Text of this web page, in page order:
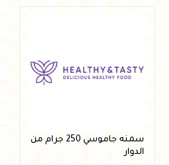
سمنه جاموسي 250 جرام من
الدوار